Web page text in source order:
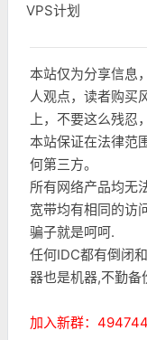
VPS计划
本站仅为分享信息
人观点，读者购买
上，不要这么残忍
本站保证在法律范
何第三方。
所有网络产品均无
宽带均有相同的访
骗子就是呵呵.
任何IDC都有倒闭
器也是机器,不勤备
加入新群：